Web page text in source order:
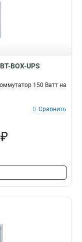
BOX-UPS
150 Ватт на
Сравнить